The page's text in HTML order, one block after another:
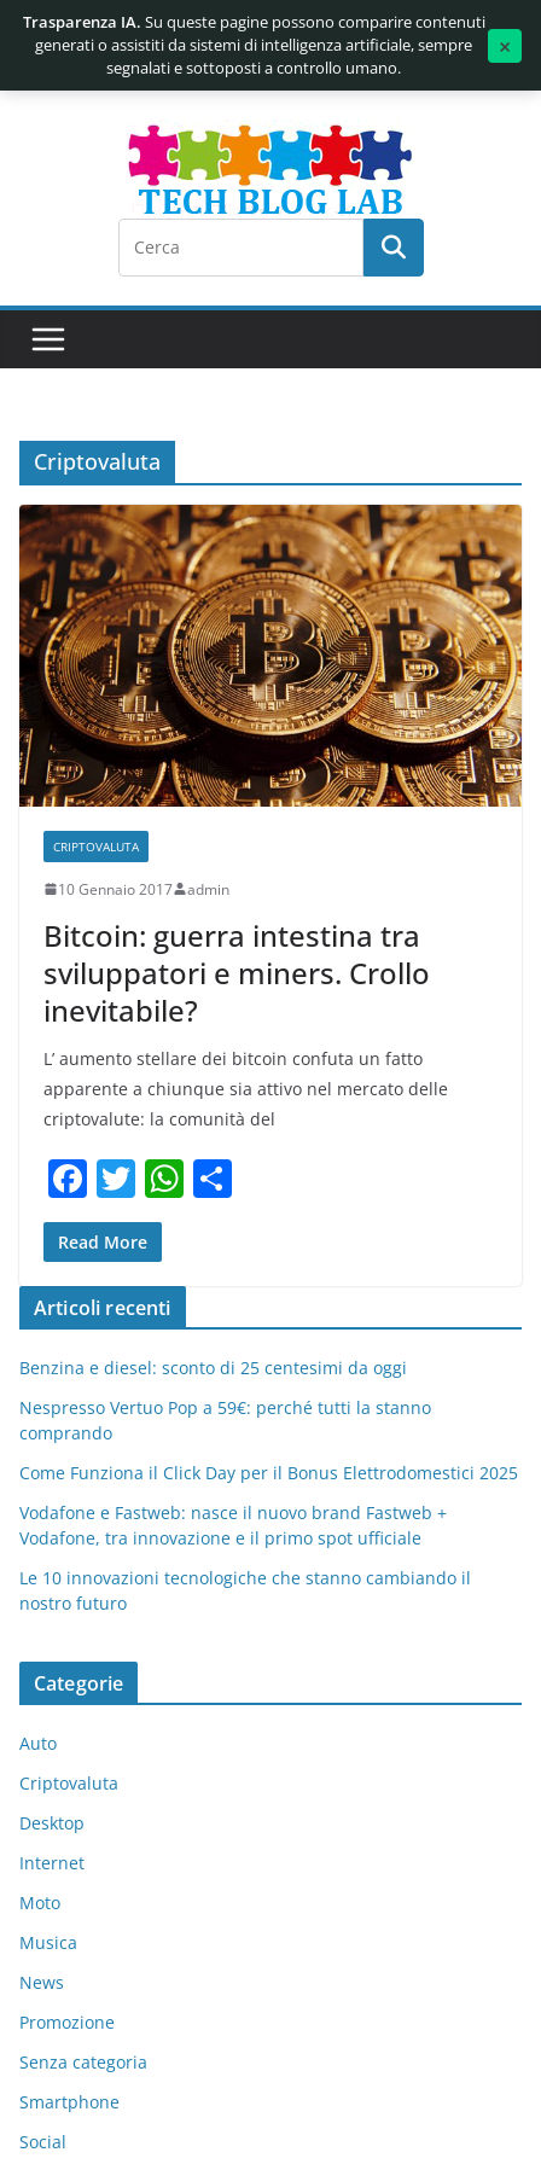
Criptovaluta
CRIPTOVALUTA
10 Gennaio 2017 admin
Bitcoin: guerra intestina tra
sviluppatori e miners. Crollo
inevitabile?
L’ aumento stellare dei bitcoin confuta un fatto
apparente a chiunque sia attivo nel mercato delle
criptovalute: la comunità del
F
a
c
e
b
o
o
k
T
w
itt
er
W
s
A
p
p
vi
di
Read More
Articoli recenti
Benzina e diesel: sconto di 25 centesimi da oggi
Nespresso Vertuo Pop a 59€: perché tutti la stanno
comprando
Come Funziona il Click Day per il Bonus Elettrodomestici 2025
Vodafone e Fastweb: nasce il nuovo brand Fastweb +
Vodafone, tra innovazione e il primo spot ufficiale
Le 10 innovazioni tecnologiche che stanno cambiando il
nostro futuro
Categorie
Auto
Criptovaluta
Desktop
Internet
Moto
Musica
News
Promozione
Senza categoria
Smartphone
Social
Trasparenza IA. Su queste pagine possono comparire contenuti
generati o assistiti da sistemi di intelligenza artificiale, sempre
segnalati e sottoposti a controllo umano.
×